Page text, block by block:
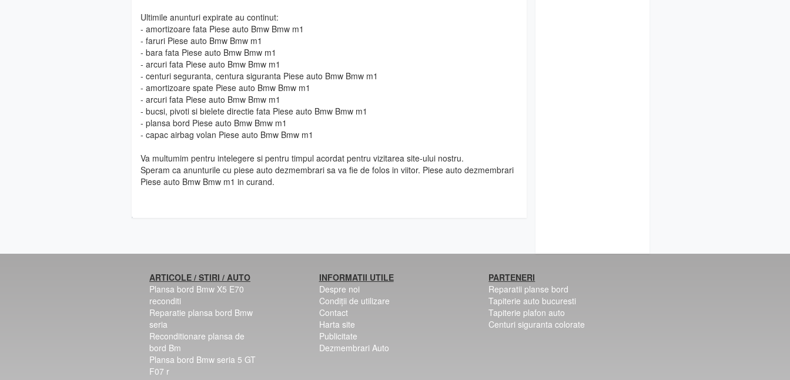
Ultimile anunturi expirate au continut:
- amortizoare fata Piese auto Bmw Bmw m1
- faruri Piese auto Bmw Bmw m1
- bara fata Piese auto Bmw Bmw m1
- arcuri fata Piese auto Bmw Bmw m1
- centuri seguranta, centura siguranta Piese auto Bmw Bmw m1
- amortizoare spate Piese auto Bmw Bmw m1
- arcuri fata Piese auto Bmw Bmw m1
- bucsi, pivoti si bielete directie fata Piese auto Bmw Bmw m1
- plansa bord Piese auto Bmw Bmw m1
- capac airbag volan Piese auto Bmw Bmw m1
Va multumim pentru intelegere si pentru timpul acordat pentru vizitarea site-ului nostru.
Speram ca anunturile cu piese auto dezmembrari sa va fie de folos in viitor. Piese auto dezmembrari
Piese auto Bmw Bmw m1 in curand.
ARTICOLE / STIRI / AUTO
Plansa bord Bmw X5 E70
reconditi
Reparatie plansa bord Bmw
seria
Reconditionare plansa de
bord Bm
Plansa bord Bmw seria 5 GT
F07 r
INFORMATII UTILE
Despre noi
Condiții de utilizare
Contact
Harta site
Publicitate
Dezmembrari Auto
PARTENERI
Reparatii planse bord
Tapiterie auto bucuresti
Tapiterie plafon auto
Centuri siguranta colorate